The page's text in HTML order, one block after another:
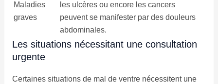
Maladies
graves
les ulcères ou encore les cancers
peuvent se manifester par des douleurs
abdominales.
Les situations nécessitant une consultation
urgente
Certaines situations de mal de ventre nécessitent une